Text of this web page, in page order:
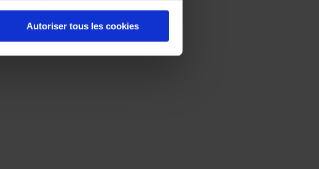
Autoriser tous les cookies